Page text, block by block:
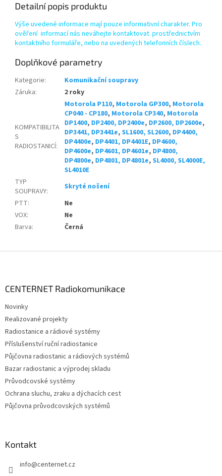
Detailní popis produktu
Výše uvedené informace mají pouze informativní charakter. Pro
ověření informací nás neváhejte kontaktovat prostřednictvím
kontaktního formuláře, nebo na uvedených telefonních číslech.
Doplňkové parametry
Kategorie:
Komunikační soupravy
Záruka: 2 roky
KOMPATIBILITA
S
RADIOSTANICÍ:
Motorola P110, Motorola GP300, Motorola
CP040 - CP180, Motorola CP340, Motorola
DP1400, DP2400, DP2400e, DP2600, DP2600e,
DP3441, DP3441e, SL1600, SL2600, DP4400,
DP4400e, DP4401, DP4401E, DP4600,
DP4600e, DP4601, DP4601e, DP4800,
DP4800e, DP4801, DP4801e, SL4000, SL4000E,
SL4010E
TYP
SOUPRAVY:
Skryté nošení
PTT:
Ne
VOX:
Ne
Barva: Černá
CENTERNET Radiokomunikace
Novinky
Realizované projekty
Radiostanice a rádiové systémy
Příslušenství ruční radiostanice
Půjčovna radiostanic a rádiových systémů
Bazar radiostanic a výprodej skladu
Průvodcovské systémy
Ochrana sluchu, zraku a dýchacích cest
Půjčovna průvodcovských systémů
Kontakt
info@centernet.cz